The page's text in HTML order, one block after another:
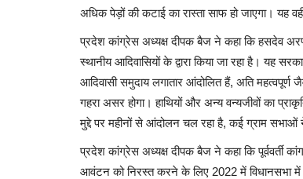
अधिक पेड़ों की कटाई का रास्ता साफ हो जाएगा। यह
प्रदेश कांग्रेस अध्यक्ष दीपक बैज ने कहा कि हसदेव
स्थानीय आदिवासियों के द्वारा किया जा रहा है। यह
आदिवासी समुदाय लगातार आंदोलित हैं, अति
गहरा असर होगा। हाथियों और अन्य वन्यजीवों का
मुद्दे पर महीनों से आंदोलन चल रहा है, कई ग्राम
प्रदेश कांग्रेस अध्यक्ष दीपक बैज ने कहा कि पूर्ववर्ती
आवंटन को निरस्त करने के लिए 2022 में विधानसभा में